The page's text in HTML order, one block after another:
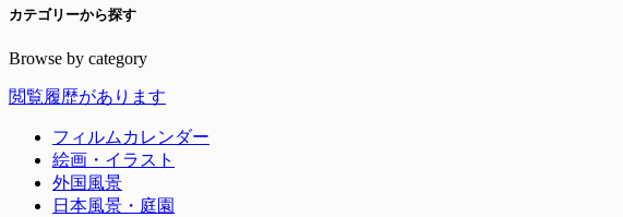
カテゴリーから探す
Browse by category
閲覧履歴があります
フィルムカレンダー
絵画・イラスト
外国風景
日本風景・庭園